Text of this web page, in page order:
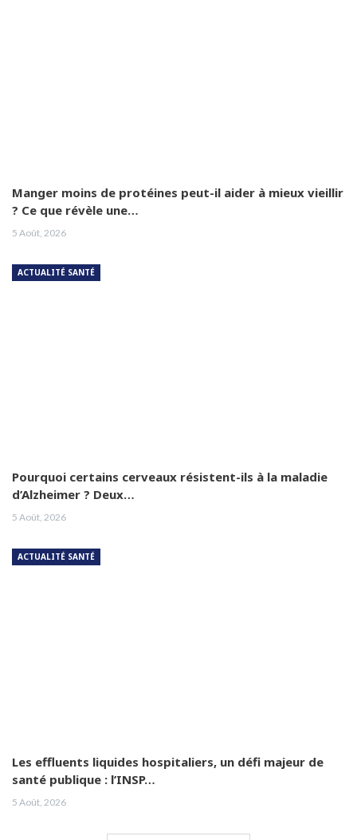
Manger moins de protéines peut-il aider à mieux vieillir
? Ce que révèle une…
5 Août, 2026
ACTUALITÉ SANTÉ
Pourquoi certains cerveaux résistent-ils à la maladie
d’Alzheimer ? Deux…
5 Août, 2026
ACTUALITÉ SANTÉ
Les effluents liquides hospitaliers, un défi majeur de
santé publique : l’INSP…
5 Août, 2026